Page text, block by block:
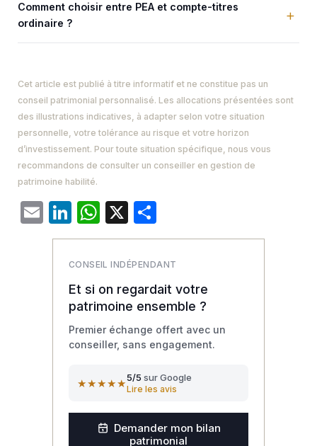
Comment choisir entre PEA et compte-titres
ordinaire ?
Cet article est publié à titre informatif et ne constitue pas un
conseil patrimonial personnalisé. Les allocations présentées sont
des illustrations indicatives, à adapter selon votre situation
personnelle, votre tolérance au risque et votre horizon
d’investissement. Pour toute situation spécifique, nous vous
recommandons de consulter un conseiller en gestion de
patrimoine habilité.
EmailLinkedIn
WhatsApp
X
CONSEIL INDÉPENDANT
Et si on regardait votre
patrimoine ensemble ?
Premier échange offert avec un
conseiller, sans engagement.
★★★★★5/5 sur Google
Lire les avis
Demander mon bilan
patrimonial